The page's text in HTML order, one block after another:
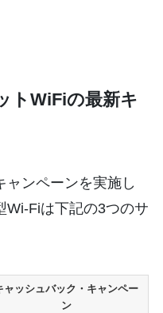
トWiFiの最新キ
ャンペーンを実施し
Wi-Fiは下記の3つのサ
ャッシュバック・キャンペー
ン